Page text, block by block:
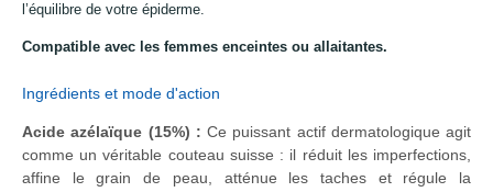
l’équilibre de votre épiderme.
Compatible avec les femmes enceintes ou allaitantes.
Ingrédients et mode d'action
Acide azélaïque (15%) : Ce puissant actif dermatologique agit
comme un véritable couteau suisse : il réduit les imperfections,
affine le grain de peau, atténue les taches et régule la